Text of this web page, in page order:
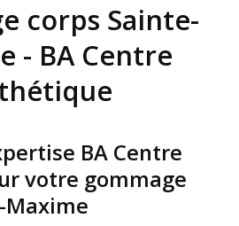
corps Sainte-
- BA Centre
BA Centre
votre gommage
Maxime